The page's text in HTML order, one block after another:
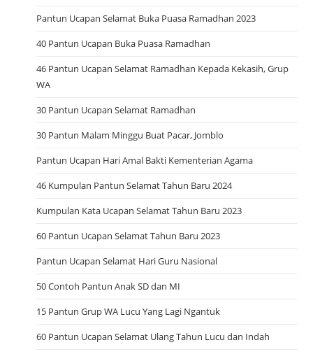
Pantun Ucapan Selamat Buka Puasa Ramadhan 2023
40 Pantun Ucapan Buka Puasa Ramadhan
46 Pantun Ucapan Selamat Ramadhan Kepada Kekasih, Grup
WA
30 Pantun Ucapan Selamat Ramadhan
30 Pantun Malam Minggu Buat Pacar, Jomblo
Pantun Ucapan Hari Amal Bakti Kementerian Agama
46 Kumpulan Pantun Selamat Tahun Baru 2024
Kumpulan Kata Ucapan Selamat Tahun Baru 2023
60 Pantun Ucapan Selamat Tahun Baru 2023
Pantun Ucapan Selamat Hari Guru Nasional
50 Contoh Pantun Anak SD dan MI
15 Pantun Grup WA Lucu Yang Lagi Ngantuk
60 Pantun Ucapan Selamat Ulang Tahun Lucu dan Indah